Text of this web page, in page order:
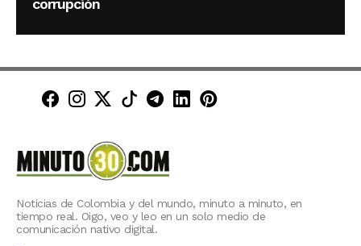
corrupción
Minuto30 en Facebook
Minuto30 en Instagram
Minuto30 en X (Twitter)
Minuto30 en TikTok
Canal de Minuto30 en
Minuto30 en LinkedIn
Minuto30 en
Noticias de Colombia y del mundo, minuto a minuto, en
tiempo real. Oigo, veo y leo en un solo medio de
comunicación nativo digital.